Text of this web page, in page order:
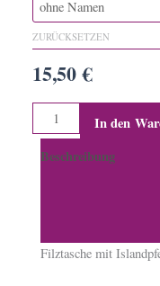
ZURÜCKSETZEN
15,50€
In den
Beschreibung
Filztasche mit